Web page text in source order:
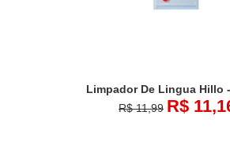
Limpador De Lingua Hillo
R$ 11,99 R$